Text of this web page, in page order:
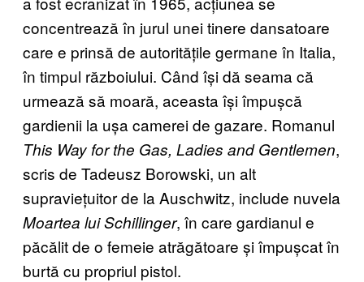
concentrează în jurul unei tinere dansatoare
care e prinsă de autoritățile germane în Italia,
în timpul războiului. Când își dă seama că
urmează să moară, aceasta își împușcă
gardienii la ușa camerei de gazare. Romanul
This Way for the Gas, Ladies and Gentlemen,
scris de Tadeusz Borowski, un alt
supraviețuitor de la Auschwitz, include nuvela
Moartea lui Schillinger, în care gardianul e
păcălit de o femeie atrăgătoare și împușcat în
burtă cu propriul pistol.